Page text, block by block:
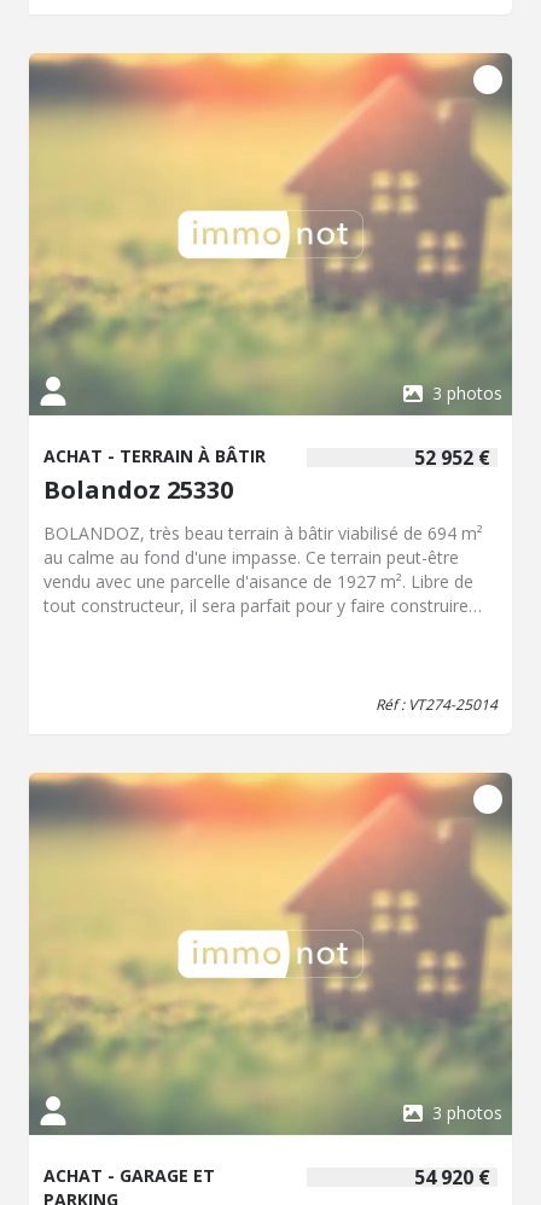
3 photos
52 952 €
ACHAT - TERRAIN À BÂTIR
Bolandoz 25330
BOLANDOZ, très beau terrain à bâtir viabilisé de 694 m²
au calme au fond d'une impasse. Ce terrain peut-être
vendu avec une parcelle d'aisance de 1927 m². Libre de
tout constructeur, il sera parfait pour y faire construire
Réf : VT274-25014
3 photos
54 920 €
ACHAT - GARAGE ET
PARKING